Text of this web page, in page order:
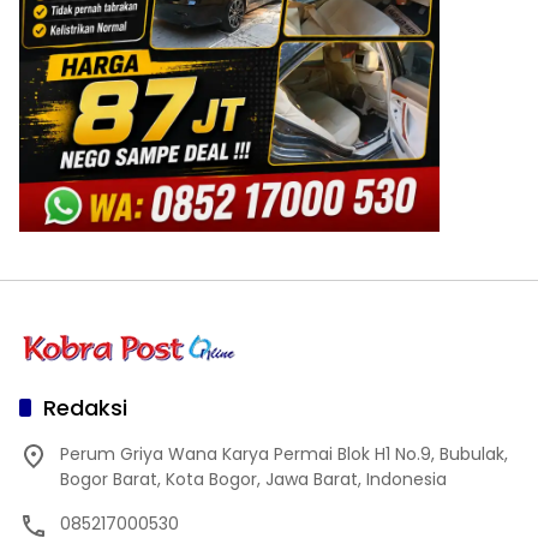
Redaksi
Perum Griya Wana Karya Permai Blok H1 No.9, Bubulak,
Bogor Barat, Kota Bogor, Jawa Barat, Indonesia
085217000530